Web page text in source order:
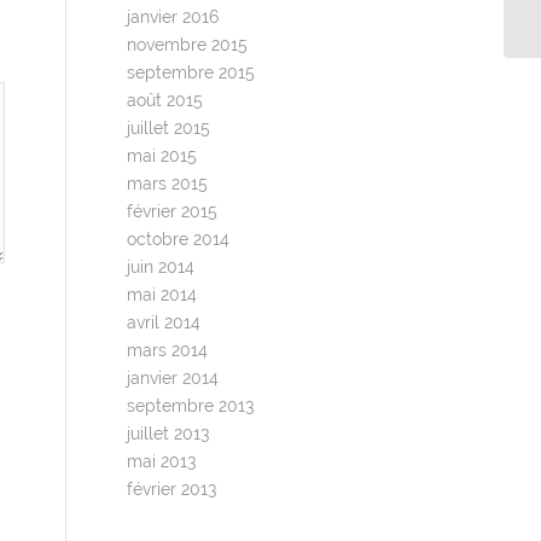
janvier 2016
novembre 2015
septembre 2015
août 2015
juillet 2015
mai 2015
mars 2015
février 2015
octobre 2014
juin 2014
mai 2014
avril 2014
mars 2014
janvier 2014
septembre 2013
juillet 2013
mai 2013
février 2013